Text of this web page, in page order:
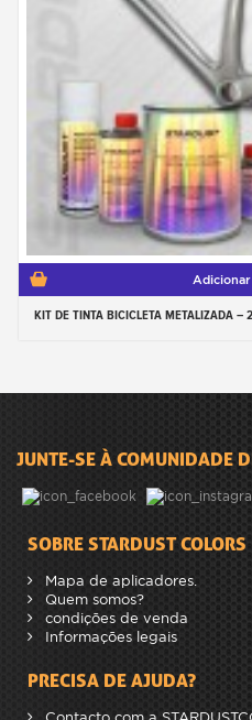
KIT DE TINTA BICICLETA METALIZADA –
JUNTE-SE À COMUNIDADE
SOBRE STARDUST COLORS
Mapa de aplicadores.
Quem somos?
condições de venda
Informações legais
PRECISA DE AJUDA?